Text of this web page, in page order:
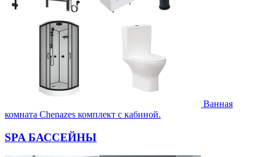
Ванная
комната Chenazes комплект с кабиной.
SPA БАССЕЙНЫ